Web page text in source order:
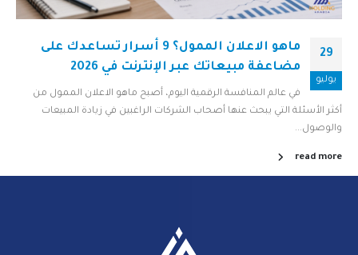
29
يوليو
ماهو الاعلان الممول؟ 9 أسرار تساعدك على
مضاعفة مبيعاتك عبر الإنترنت في 2026
في عالم المنافسة الرقمية اليوم، أصبح ماهو الاعلان الممول من
أكثر الأسئلة التي يبحث عنها أصحاب الشركات الراغبين في زيادة المبيعات
والوصول...
read more